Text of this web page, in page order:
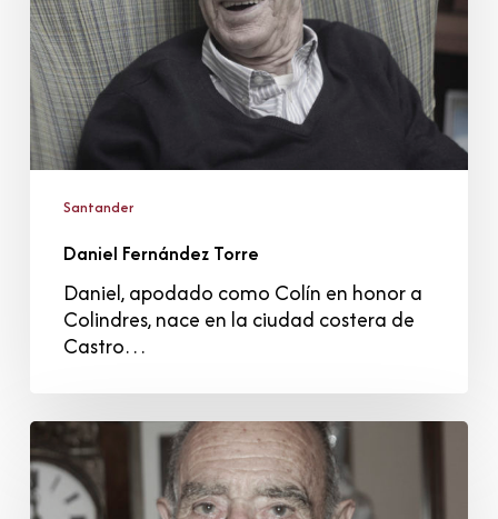
Santander
Daniel Fernández Torre
Daniel, apodado como Colín en honor a
Colindres, nace en la ciudad costera de
Castro…
Antonio
Vena
Escobedo